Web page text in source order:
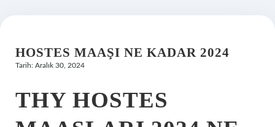
Hakkımızda
HOSTES MAAŞI NE KADAR 2024
Tarih: Aralık 30, 2024
THY HOSTES